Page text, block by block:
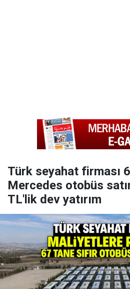
Türk seyahat firması
Mercedes otobüs
TL'lik dev yatırım